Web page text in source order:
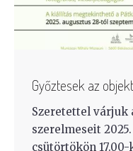
Győztesek az
Szeretettel várjuk
szerelmeseit
csütörtökön